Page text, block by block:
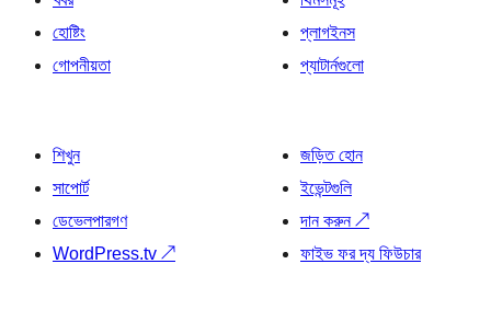
হোষ্টিং
গোপনীয়তা
প্লাগইনস
প্যাটার্নগুলো
শিখুন
সাপোর্ট
ডেভেলপারগণ
WordPress.tv ↗
জড়িত হোন
ইভেন্টগুলি
দান করুন↗
ফাইভ ফর দ্য ফিউচার